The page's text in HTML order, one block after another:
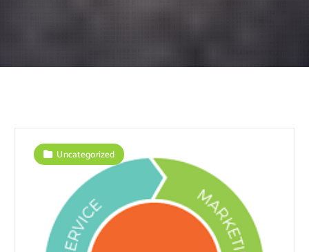
Uncategorized